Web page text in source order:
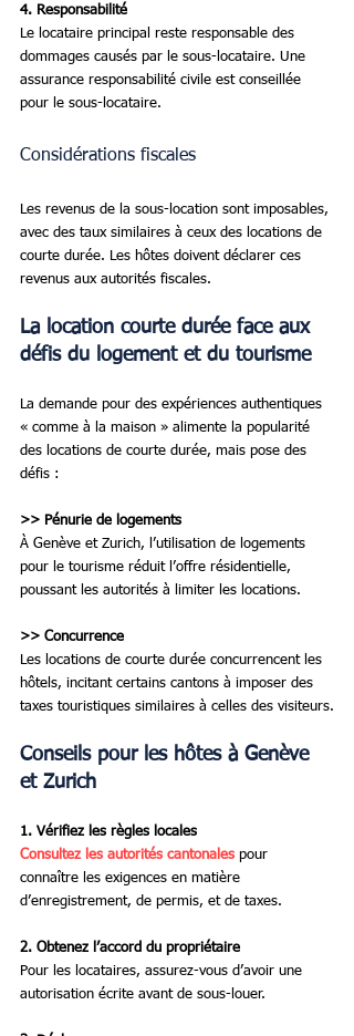
4. Responsabilité
Le locataire principal reste responsable des
dommages causés par le sous-locataire. Une
assurance responsabilité civile est conseillée
pour le sous-locataire.
Considérations fiscales
Les revenus de la sous-location sont imposables,
avec des taux similaires à ceux des locations de
courte durée. Les hôtes doivent déclarer ces
revenus aux autorités fiscales.
La location courte durée face aux
défis du logement et du tourisme
La demande pour des expériences authentiques
« comme à la maison » alimente la popularité
des locations de courte durée, mais pose des
défis :
>> Pénurie de logements
À Genève et Zurich, l’utilisation de logements
pour le tourisme réduit l’offre résidentielle,
poussant les autorités à limiter les locations.
>> Concurrence
Les locations de courte durée concurrencent les
hôtels, incitant certains cantons à imposer des
taxes touristiques similaires à celles des visiteurs.
Conseils pour les hôtes à Genève
et Zurich
1. Vérifiez les règles locales
Consultez les autorités cantonales pour
connaître les exigences en matière
d’enregistrement, de permis, et de taxes.
2. Obtenez l’accord du propriétaire
Pour les locataires, assurez-vous d’avoir une
autorisation écrite avant de sous-louer.